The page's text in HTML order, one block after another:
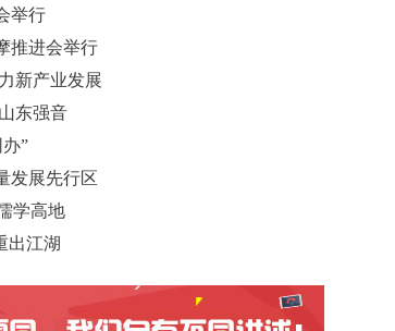
举行
推进会举行
新产业发展
东强音
”
发展先行区
学高地
出江湖